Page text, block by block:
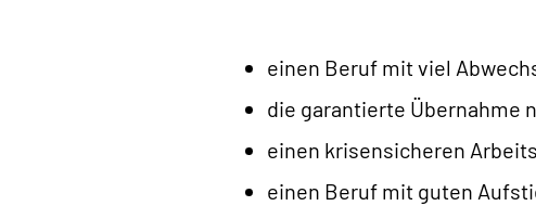
einen Beruf mit viel
die garantierte Übernahme
einen krisensicheren
einen Beruf mit guten